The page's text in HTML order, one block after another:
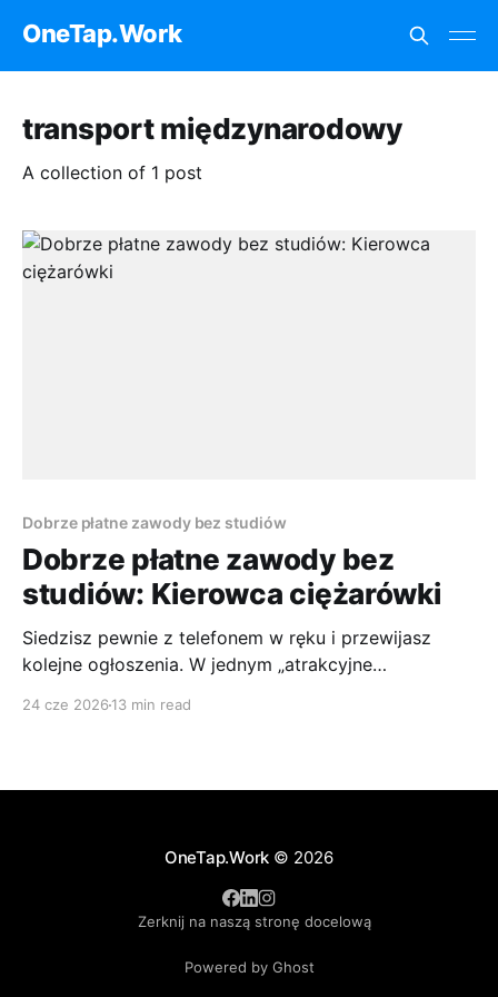
OneTap.Work
transport międzynarodowy
A collection of 1 post
Dobrze płatne zawody bez studiów
Dobrze płatne zawody bez
studiów: Kierowca ciężarówki
Siedzisz pewnie z telefonem w ręku i przewijasz
kolejne ogłoszenia. W jednym „atrakcyjne
24 cze 2026 13 min read
OneTap.Work © 2026
Zerknij na naszą stronę docelową
Powered by Ghost